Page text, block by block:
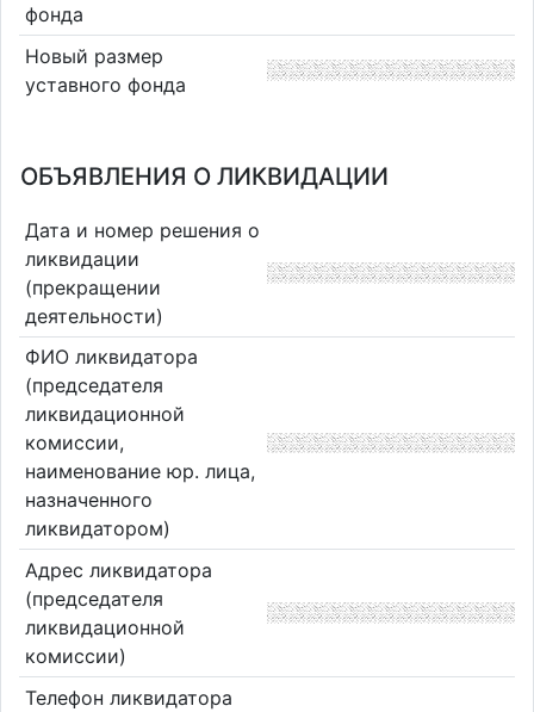
фонда
Новый размер
уставного фонда
ОБЪЯВЛЕНИЯ О ЛИКВИДАЦИИ
Дата и номер решения о
ликвидации
(прекращении
деятельности)
ФИО ликвидатора
(председателя
ликвидационной
комиссии,
наименование юр. лица,
назначенного
ликвидатором)
Адрес ликвидатора
(председателя
ликвидационной
комиссии)
Телефон ликвидатора